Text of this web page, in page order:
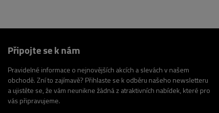
Připojte se k nám
Pravidelné informace o nejnovějších akcích a slevách v našem
obchodě. Zní to zajímavě? Přihlaste se k odběru našeho newsletteru
a ujistěte se, že vám neunikne žádná z atraktivních nabídek, které pro
vás připravujeme.